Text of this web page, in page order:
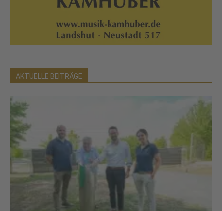
AKTUELLE BEITRÄGE